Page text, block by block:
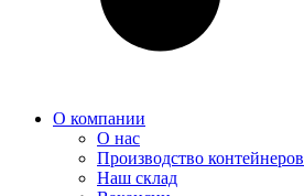
О компании
О нас
Производство контейнеров
Наш склад